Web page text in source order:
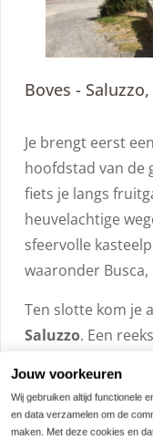
Jouw voorkeuren
Wij gebruiken altijd functionele
en data verzamelen om de
maken. Met deze cookies en
Boves -
Je brengt eerst
hoofdstad van de
fiets je langs
heuvelachtige
sfeervolle
waaronder Busca,
Ten slotte kom je
Saluzzo. Een